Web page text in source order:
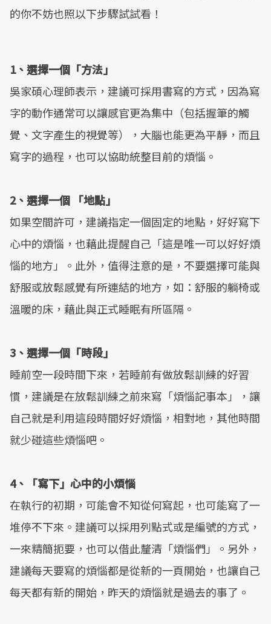
的你不妨也照以下步驟試試看！
1、選擇一個「方法」
吳家碩心理師表示，建議可採用書寫的方式，因為寫
字的動作通常可以讓感官更為集中（包括握筆的觸
覺、文字產生的視覺等），大腦也能更為平靜，而且
寫字的過程，也可以協助統整目前的煩惱。
2、選擇一個 「地點」
如果空間許可，建議指定一個固定的地點，好好寫下
心中的煩惱，也藉此提醒自己「這是唯一可以好好煩
惱的地方」。此外，值得注意的是，不要選擇可能與
舒服或放鬆感覺有所連結的地方，如：舒服的躺椅或
溫暖的床，藉此與正式睡眠有所區隔。
3、選擇一個「時段」
睡前空一段時間下來，若睡前有做放鬆訓練的好習
慣，建議是在放鬆訓練之前來寫「煩惱記事本」，讓
自己就是利用這段時間好好煩惱，相對地，其他時間
就少碰這些煩惱吧。
4、「寫下」心中的小煩惱
在執行的初期，可能會不知從何寫起，也可能寫了一
堆停不下來。建議可以採用列點式或是編號的方式，
一來精簡扼要，也可以借此釐清「煩惱們」。另外，
建議每天要寫的煩惱都是從新的一頁開始，也讓自己
每天都有新的開始，昨天的煩惱就是過去的事了。